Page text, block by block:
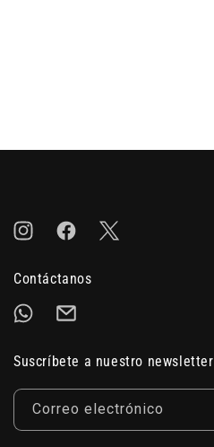
InstagramFacebookTwitter
Contáctanos
Suscríbete a nuestro newsletter
Correo electrónico